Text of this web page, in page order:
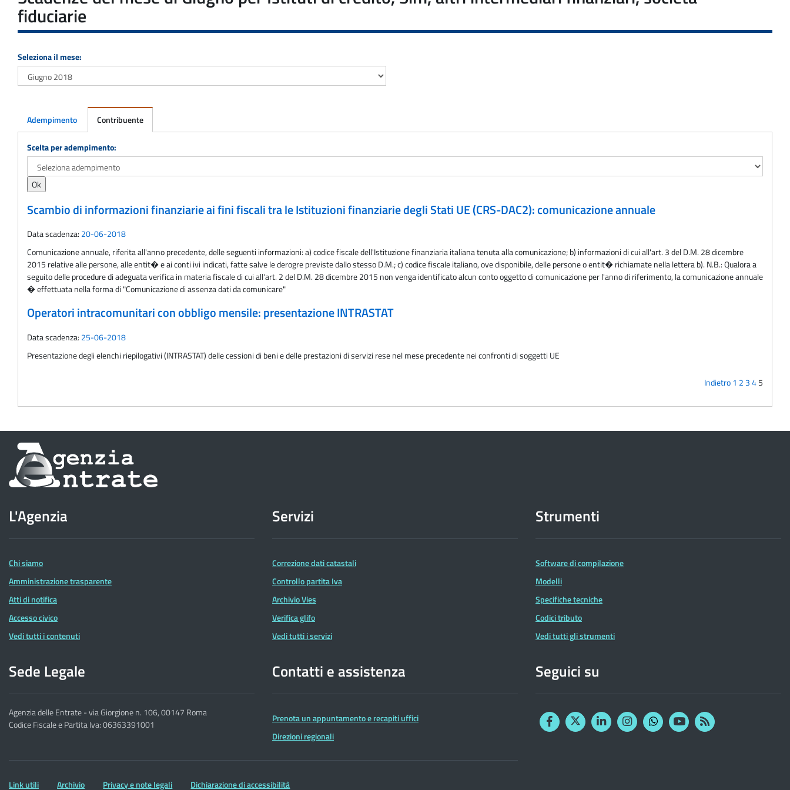
fiduciarie
Seleziona il mese:
Adempimento Contribuente
Adempimento
Scelta per adempimento:
Scambio di informazioni finanziarie ai fini fiscali tra le Istituzioni finanziarie degli Stati UE (CRS-DAC2): comunicazione annuale
Data scadenza: 20-06-2018
Comunicazione annuale, riferita all'anno precedente, delle seguenti informazioni: a) codice fiscale dell'Istituzione finanziaria italiana tenuta alla comunicazione; b) informazioni di cui all'art. 3 del D.M. 28 dicembre
2015 relative alle persone, alle entit� e ai conti ivi indicati, fatte salve le derogre previste dallo stesso D.M.; c) codice fiscale italiano, ove disponibile, delle persone o entit� richiamate nella lettera b). N.B.: Qualora a
seguito delle procedure di adeguata verifica in materia fiscale di cui all'art. 2 del D.M. 28 dicembre 2015 non venga identificato alcun conto oggetto di comunicazione per l'anno di riferimento, la comunicazione annuale
� effettuata nella forma di "Comunicazione di assenza dati da comunicare"
Operatori intracomunitari con obbligo mensile: presentazione INTRASTAT
Data scadenza: 25-06-2018
Presentazione degli elenchi riepilogativi (INTRASTAT) delle cessioni di beni e delle prestazioni di servizi rese nel mese precedente nei confronti di soggetti UE
Indietro1 2 345
Informazioni
sul
dell'Agenzia
delle
Entrate
L'Agenzia
Chi siamo
Amministrazione trasparente
Atti di notifica
Accesso civico
Vedi tutti i contenuti
Servizi
Correzione dati catastali
Controllo partita Iva
Archivio Vies
Verifica glifo
Vedi tutti i servizi
Strumenti
Software di compilazione
Modelli
Specifiche tecniche
Codici tributo
Vedi tutti gli strumenti
Sede Legale
Agenzia delle Entrate - via Giorgione n. 106, 00147 Roma
Codice Fiscale e Partita Iva: 06363391001
Contatti e assistenza
Prenota un appuntamento e recapiti uffici
Direzioni regionali
Seguici su
FacebookTwitterLinkedinInstagram
YouTubeRSS
Altre
Link utili Archivio Privacy e note legali Dichiarazione di accessibilità